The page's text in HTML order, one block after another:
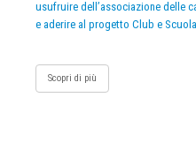
usufruire dell’associazione delle
e aderire al progetto Club e Scuola
Scopri di più